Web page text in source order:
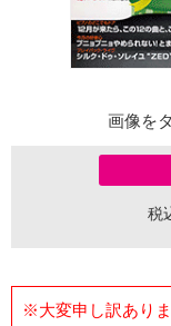
画像を
税
※大変申し訳あり